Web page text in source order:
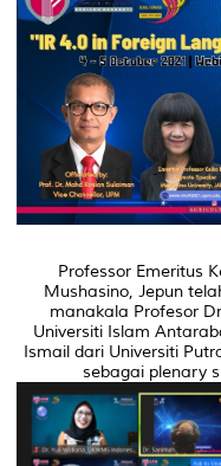
Professor Emeritus
Mushasino, Jepun
manakala Profesor
Universiti Islam
Ismail dari Universiti
sebagai plenary